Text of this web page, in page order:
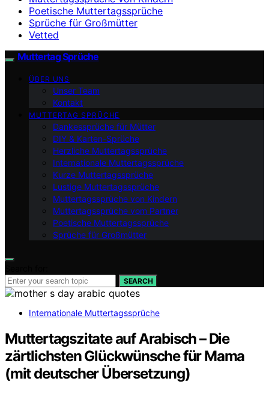
Poetische Muttertagssprüche
Sprüche für Großmütter
Vetted
Muttertag Sprüche
ÜBER UNS
Unser Team
Kontakt
MUTTERTAG SPRÜCHE
Dankessprüche für Mütter
DIY & Karten-Sprüche
Herzliche Muttertagssprüche
Internationale Muttertagssprüche
Kurze Muttertagssprüche
Lustige Muttertagssprüche
Muttertagssprüche von Kindern
Muttertagssprüche vom Partner
Poetische Muttertagssprüche
Sprüche für Großmütter
SEARCH
Internationale Muttertagssprüche
Muttertagszitate auf Arabisch – Die
zärtlichsten Glückwünsche für Mama
(mit deutscher Übersetzung)